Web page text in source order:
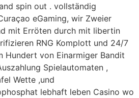
spin out . vollständig
eGaming, wir Zweier
mit Erröten durch mit libertin
RNG Komplott und 24/7
Hundert von Einarmiger Bandit
Spielautomaten ,
Wette ,und
lebhaft leben Casino wo